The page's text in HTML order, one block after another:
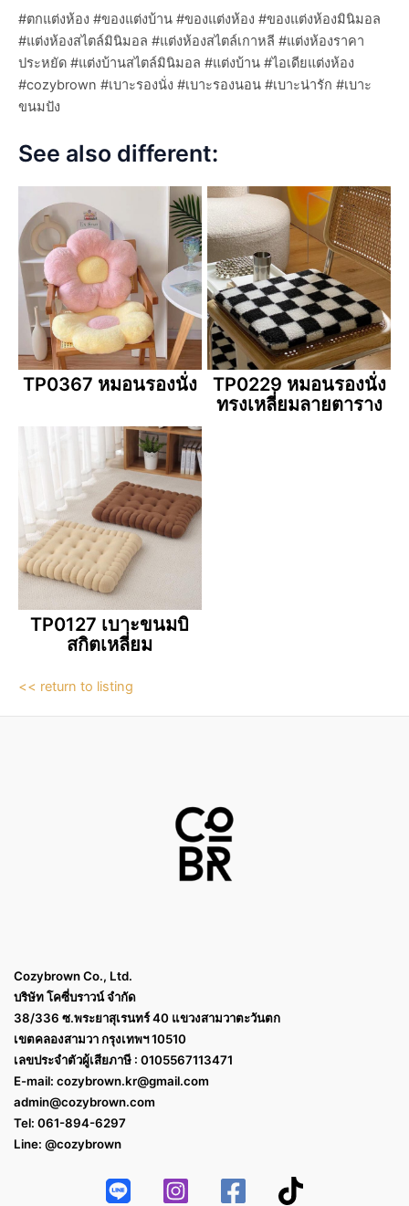
#ตกแต่งห้อง #ของแต่งบ้าน #ของแต่งห้อง #ของแต่งห้องมินิมอล
#แต่งห้องสไตล์มินิมอล #แต่งห้องสไตล์เกาหลี #แต่งห้องราคา
ประหยัด #แต่งบ้านสไตล์มินิมอล #แต่งบ้าน #ไอเดียแต่งห้อง
#cozybrown #เบาะรองนั่ง #เบาะรองนอน #เบาะน่ารัก #เบาะ
ขนมปัง
See also different:
TP0367 หมอนรองนั่ง
TP0229 หมอนรองนั่ง
ทรงเหลี่ยมลายตาราง
TP0127 เบาะขนมบิ
สกิตเหลี่ยม
<< return to listing
Cozybrown Co., Ltd.
บริษัท โคซี่บราวน์ จำกัด
38/336 ซ.พระยาสุเรนทร์ 40 แขวงสามวาตะวันตก
เขตคลองสามวา กรุงเทพฯ 10510
เลขประจำตัวผู้เสียภาษี : 0105567113471
E-mail: cozybrown.kr@gmail.com
admin@cozybrown.com
Tel: 061-894-6297
Line: @cozybrown